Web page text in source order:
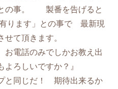
との事。 製番を告げると
ります」との事で 最新現
て頂きます。
話のみでしかお教え出
ろしいですか？』
同じだ！ 期待出来るか